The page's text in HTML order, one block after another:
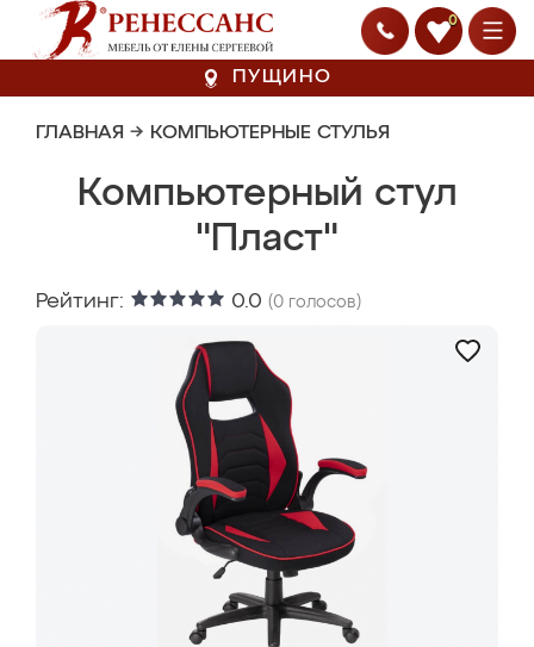
0
ПУЩИНО
ГЛАВНАЯ → КОМПЬЮТЕРНЫЕ СТУЛЬЯ
Компьютерный стул
"Пласт"
Рейтинг: 0.0 (0 голосов)